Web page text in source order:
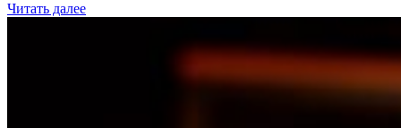
Читать далее